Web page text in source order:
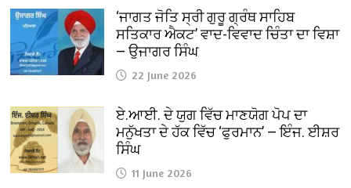
‘ਜਾਗਤ ਜੋਤਿ ਸ੍ਰੀ ਗੁਰੂ ਗ੍ਰੰਥ ਸਾਹਿਬ
ਸਤਿਕਾਰ ਐਕਟ’ ਵਾਦ-ਵਿਵਾਦ ਚਿੰਤਾ ਦਾ ਵਿਸ਼ਾ
— ਉਜਾਗਰ ਸਿੰਘ
22 June 2026
ਏ.ਆਈ. ਦੇ ਯੁਗ ਵਿੱਚ ਮਾਣਯੋਗ ਪੋਪ ਦਾ
ਮਨੁੱਖਤਾ ਦੇ ਹੱਕ ਵਿੱਚ ‘ਫੁਰਮਾਨ’ — ਇੰਜ. ਈਸ਼ਰ
ਸਿੰਘ
11 June 2026